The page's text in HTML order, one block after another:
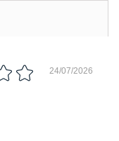
24/07/2026